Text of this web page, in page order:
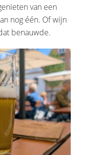
van een
nog één. Of wijn
benauwde.